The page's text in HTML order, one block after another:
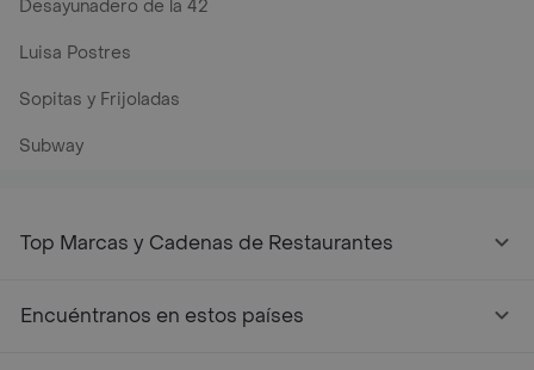
Desayunadero de la 42
Luisa Postres
Sopitas y Frijoladas
Subway
Top Marcas y Cadenas de Restaurantes
Encuéntranos en estos países